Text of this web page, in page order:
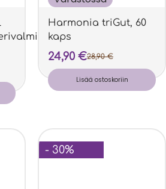
Harmonia triGut, 60
kaps
28,90€
24,90 €
Lisää ostoskoriin
- 30%